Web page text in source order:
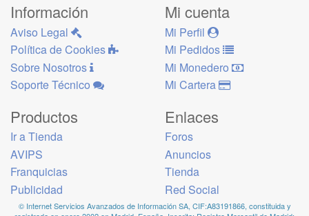
Información
Aviso Legal
Política de Cookies
Sobre Nosotros
Soporte Técnico
Mi cuenta
Mi Perfil
Mi Pedidos
Mi Monedero
Mi Cartera
Productos
Ir a Tienda
AVIPS
Franquicias
Publicidad
Enlaces
Foros
Anuncios
Tienda
Red Social
© Internet Servicios Avanzados de Información SA, CIF:A83191866, constituida y